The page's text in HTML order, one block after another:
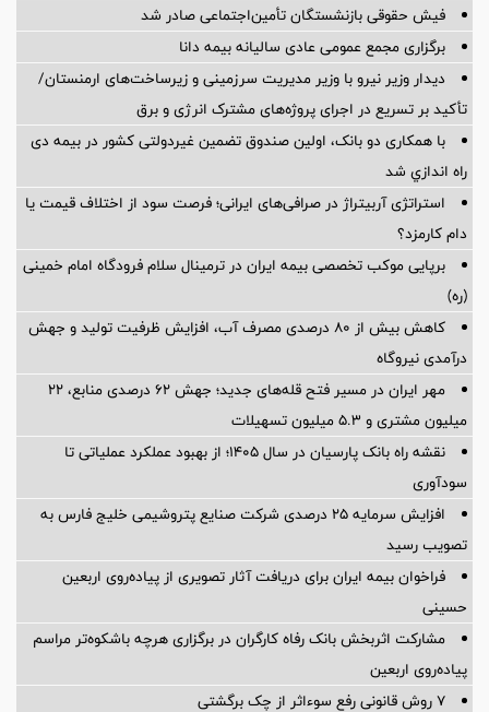
فیش حقوقی بازنشستگان تأمین‌اجتماعی صادر شد
برگزاری مجمع عمومی عادی سالیانه بیمه دانا
دیدار وزیر نیرو با وزیر مدیریت سرزمینی و زیرساخت‌های ارمنستان/
تأکید بر تسریع در اجرای پروژه‌های مشترک انرژی و برق
با همکاری دو بانک، اولین صندوق تضمین غیردولتی کشور در بیمه دی
راه اندازي شد
استراتژی آربیتراژ در صرافی‌های ایرانی؛ فرصت سود از اختلاف قیمت یا
دام کارمزد؟
برپایی موکب تخصصی بیمه ایران در ترمینال سلام فرودگاه امام خمینی
(ره)
کاهش بیش از ۸۰ درصدی مصرف آب، افزایش ظرفیت تولید و جهش
درآمدی نیروگاه
مهر ایران در مسیر فتح قله‌های جدید؛ جهش ۶۲ درصدی منابع، ۲۲
میلیون مشتری و ۵.۳ میلیون تسهیلات
نقشه راه بانک پارسیان در سال ۱۴۰۵؛ از بهبود عملکرد عملیاتی تا
سودآوری
افزایش سرمایه ۲۵ درصدی شرکت صنایع پتروشیمی خلیج فارس به
تصویب رسید
فراخوان بیمه ایران برای دریافت آثار تصویری از پیاده‌روی اربعین
حسینی
مشارکت اثربخش بانک رفاه کارگران در برگزاری هرچه باشکوه‌تر مراسم
پیاده‌روی اربعین
۷ روش قانونی رفع سوء‌اثر از چک برگشتی